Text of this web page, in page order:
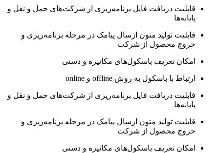
قابلیت دریافت فایل برنامه‌ریزی از شرکت‌های حمل و نقل و
پایانه‌ها
قابلیت تولید متون ارسال پیامک در مرحله برنامه‌ریزی و
خروج محصول از شرکت
امکان تعریف باسکول‌های مکانیزه و دستی
ارتباط با باسکول به روش offline و online
قابلیت دریافت فایل برنامه‌ریزی از شرکت‌های حمل و نقل و
پایانه‌ها
قابلیت تولید متون ارسال پیامک در مرحله برنامه‌ریزی و
خروج محصول از شرکت
امکان تعریف باسکول‌های مکانیزه و دستی